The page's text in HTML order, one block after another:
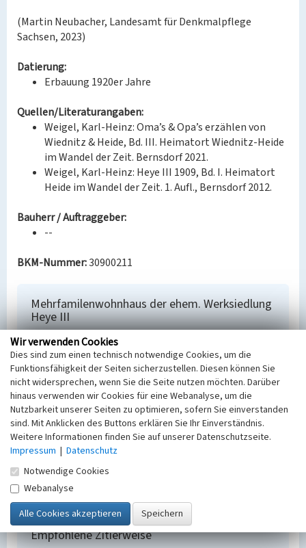
(Martin Neubacher, Landesamt für Denkmalpflege
Sachsen, 2023)
Datierung:
Erbauung 1920er Jahre
Quellen/Literaturangaben:
Weigel, Karl-Heinz: Oma’s & Opa’s erzählen von
Wiednitz & Heide, Bd. III. Heimatort Wiednitz-Heide
im Wandel der Zeit. Bernsdorf 2021.
Weigel, Karl-Heinz: Heye III 1909, Bd. I. Heimatort
Heide im Wandel der Zeit. 1. Aufl., Bernsdorf 2012.
Bauherr / Auftraggeber:
--
BKM-Nummer:30900211
Mehrfamilenwohnhaus der ehem. Werksiedlung
Heye III
Schlagwörter
Wohnhaus
Ort
Wiednitz
Fachsicht(en)
Denkmalpflege
Erfassungsmaßstab
Keine Angabe
Erfassungsmethode
Übernahme aus externer Fachdatenbank
Empfohlene Zitierweise
Wir verwenden Cookies
Dies sind zum einen technisch notwendige Cookies, um die
Funktionsfähigkeit der Seiten sicherzustellen. Diesen können Sie
nicht widersprechen, wenn Sie die Seite nutzen möchten. Darüber
hinaus verwenden wir Cookies für eine Webanalyse, um die
Nutzbarkeit unserer Seiten zu optimieren, sofern Sie einverstanden
sind. Mit Anklicken des Buttons erklären Sie Ihr Einverständnis.
Weitere Informationen finden Sie auf unserer Datenschutzseite.
Impressum | Datenschutz
Notwendige Cookies
Webanalyse